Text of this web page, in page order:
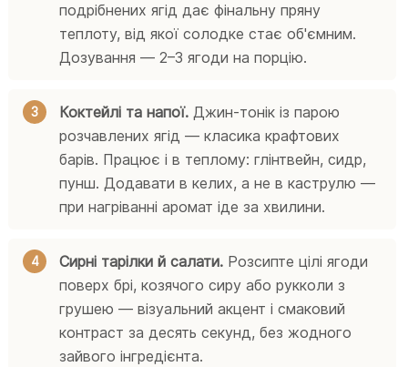
подрібнених ягід дає фінальну пряну
теплоту, від якої солодке стає об'ємним.
Дозування — 2–3 ягоди на порцію.
Коктейлі та напої. Джин-тонік із парою
розчавлених ягід — класика крафтових
барів. Працює і в теплому: глінтвейн, сидр,
пунш. Додавати в келих, а не в каструлю —
при нагріванні аромат іде за хвилини.
Сирні тарілки й салати. Розсипте цілі ягоди
поверх брі, козячого сиру або рукколи з
грушею — візуальний акцент і смаковий
контраст за десять секунд, без жодного
зайвого інгредієнта.